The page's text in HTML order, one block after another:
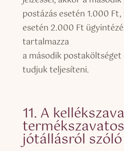
postázás esetén 1.000
esetén 2.000 Ft
tartalmazza
a második
tudjuk teljesíteni.
11. A
jótállásról